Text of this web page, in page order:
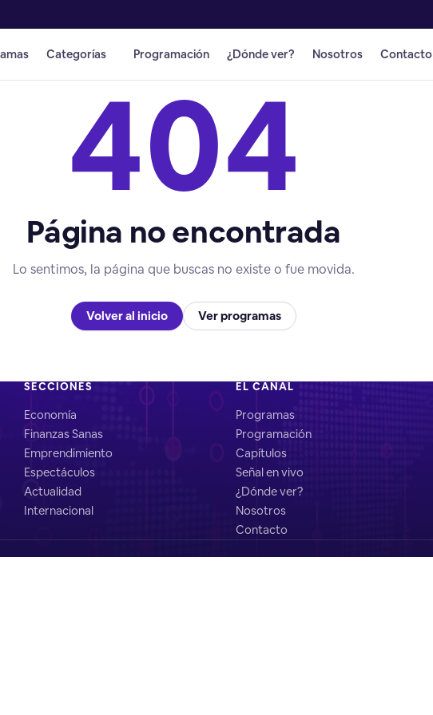
Categorías Programación ¿Dónde ver? Nosotros Contacto
404
Página no encontrada
Lo sentimos, la página que buscas no existe o fue movida.
Volver al inicio Ver programas
SECCIONES
Economía
Finanzas Sanas
Emprendimiento
Espectáculos
Actualidad
Internacional
EL CANAL
Programas
Programación
Capítulos
Señal en vivo
¿Dónde ver?
Nosotros
Contacto